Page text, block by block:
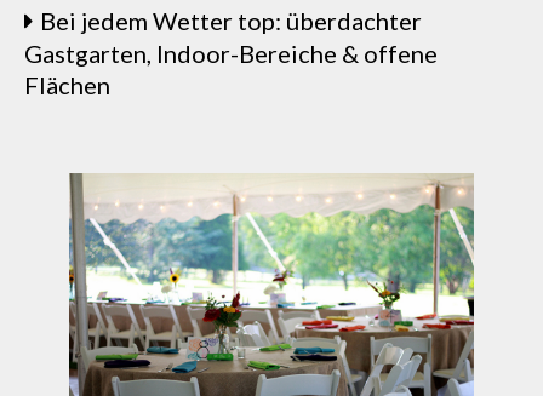
Bei jedem Wetter top: überdachter
Gastgarten, Indoor-Bereiche & offene
Flächen